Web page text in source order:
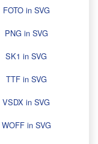
FOTO in SVG
PNG in SVG
SK1 in SVG
TTF in SVG
VSDX in SVG
WOFF in SVG